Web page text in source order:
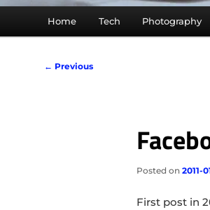
Home Tech Photography
Post
← Previous
Posted on 2011-
First post in